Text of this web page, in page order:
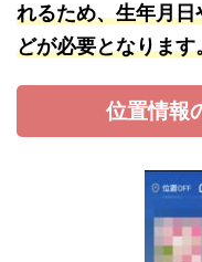
れるため、生年月
どが必要となります
位置情報